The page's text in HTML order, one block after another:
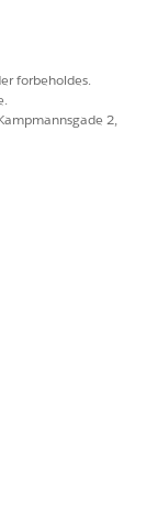
forbeholdes.
2,